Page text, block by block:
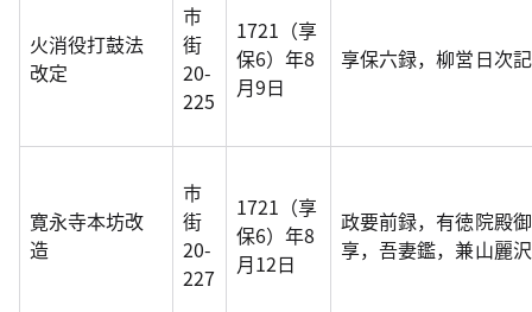
火消役打鼓法
改定
市
街
20-
225
1721（享
保6）年8
月9日
享保六録，柳営日次
寛永寺本坊改
造
市
街
20-
227
1721（享
保6）年8
月12日
政要前録，有徳院殿
享，吾妻鑑，兼山麗